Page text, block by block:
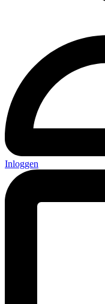
Inloggen